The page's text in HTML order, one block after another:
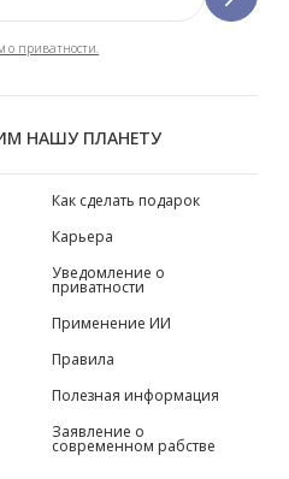
о приватности.
НАШУ ПЛАНЕТУ
Как сделать подарок
Карьера
Уведомление о
приватности
Применение ИИ
Правила
Полезная информация
Заявление о
современном рабстве